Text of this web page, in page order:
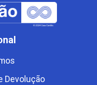
Devolução